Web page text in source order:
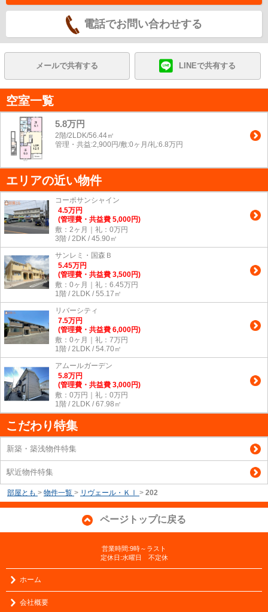
電話でお問い合わせする
メールで共有する LINEで共有する
空室一覧
5.8万円
2階/2LDK/56.44㎡
管理・共益:2,900円/敷:0ヶ月/礼:6.8万円
エリアの近い物件
コーポサンシャイン
4.5万円
(管理費・共益費 5,000円)
敷：2ヶ月｜礼：0万円
3階 / 2DK / 45.90㎡
サンレミ・国森Ｂ
5.45万円
(管理費・共益費 3,500円)
敷：0ヶ月｜礼：6.45万円
1階 / 2LDK / 55.17㎡
リバーシティ
7.5万円
(管理費・共益費 6,000円)
敷：0ヶ月｜礼：7万円
1階 / 2LDK / 54.70㎡
アムールガーデン
5.8万円
(管理費・共益費 3,000円)
敷：0万円｜礼：0万円
1階 / 2LDK / 67.98㎡
こだわり特集
新築・築浅物件特集
駅近物件特集
部屋とも > 物件一覧 > リヴェール・ＫⅠ > 202
ページトップに戻る
営業時間:9時～ラスト
定休日:水曜日 不定休
ホーム
会社概要